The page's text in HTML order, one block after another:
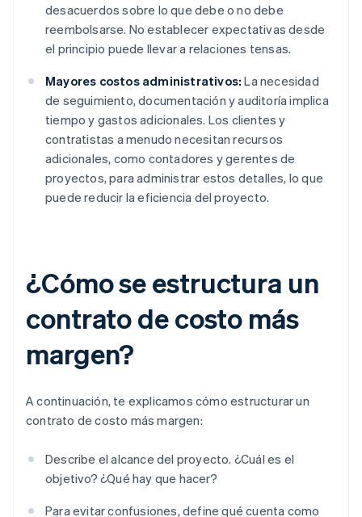
desacuerdos sobre lo que debe o no debe
reembolsarse. No establecer expectativas desde
el principio puede llevar a relaciones tensas.
Mayores costos administrativos: La necesidad
de seguimiento, documentación y auditoría implica
tiempo y gastos adicionales. Los clientes y
contratistas a menudo necesitan recursos
adicionales, como contadores y gerentes de
proyectos, para administrar estos detalles, lo que
puede reducir la eficiencia del proyecto.
¿Cómo se estructura un
contrato de costo más
margen?
A continuación, te explicamos cómo estructurar un
contrato de costo más margen:
Describe el alcance del proyecto. ¿Cuál es el
objetivo? ¿Qué hay que hacer?
Para evitar confusiones, define qué cuenta como